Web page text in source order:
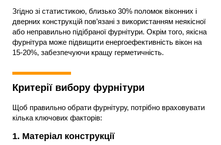
Згідно зі статистикою, близько 30% поломок віконних і
дверних конструкцій пов’язані з використанням неякісної
або неправильно підібраної фурнітури. Окрім того, якісна
фурнітура може підвищити енергоефективність вікон на
15-20%, забезпечуючи кращу герметичність.
Критерії вибору фурнітури
Щоб правильно обрати фурнітуру, потрібно враховувати
кілька ключових факторів:
1. Матеріал конструкції